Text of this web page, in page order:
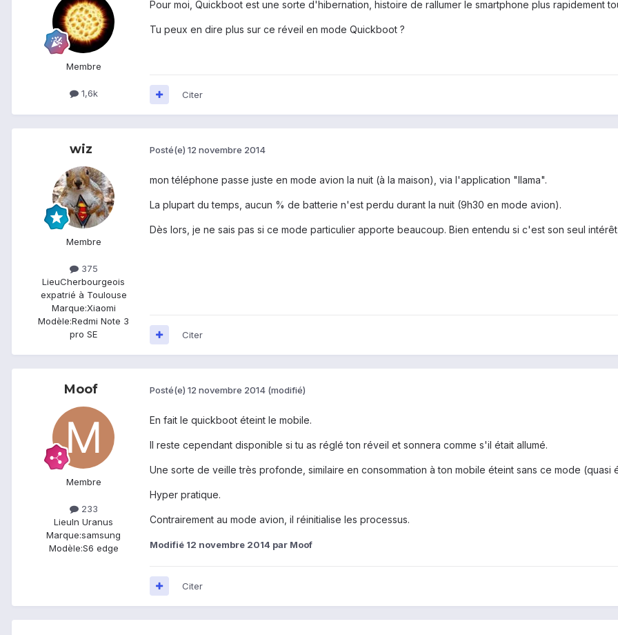
Membre
1,6k
Pour moi, Quickboot est une sorte d'hibernation, histoire de rallumer le smartphone plus rapidement
Tu peux en dire plus sur ce réveil en mode Quickboot ?
Citer
wiz
Membre
375
LieuCherbourgeois
expatrié à Toulouse
Marque:Xiaomi
Modèle:Redmi Note 3
pro SE
Posté(e) 12 novembre 2014
mon téléphone passe juste en mode avion la nuit (à la maison), via l'application "llama".
La plupart du temps, aucun % de batterie n'est perdu durant la nuit (9h30 en mode avion).
Dès lors, je ne sais pas si ce mode particulier apporte beaucoup. Bien entendu si c'est son seul
Citer
Moof
Membre
233
LieuIn Uranus
Marque:samsung
Modèle:S6 edge
Posté(e) 12 novembre 2014 (modifié)
En fait le quickboot éteint le mobile.
Il reste cependant disponible si tu as réglé ton réveil et sonnera comme s'il était allumé.
Une sorte de veille très profonde, similaire en consommation à ton mobile éteint sans ce mode (quasi
Hyper pratique.
Contrairement au mode avion, il réinitialise les processus.
Modifié 12 novembre 2014 par Moof
Citer